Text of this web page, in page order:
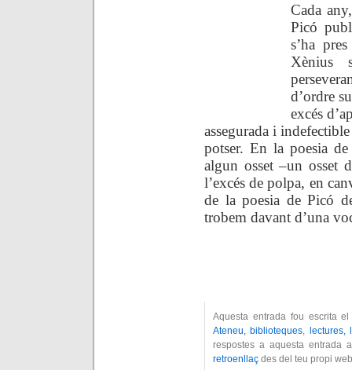
Cada
Picó
s’ha
Xènius
d’ordre
excés
assegurada i
potser. En la poesia
algun osset –un osset
l’excés de polpa, en
de la poesia de Picó
trobem davant d’una
Aquesta entrada fou escrita
Ateneu, biblioteques, lectures,
respostes a aquesta entrada
retroenllaç des del teu propi